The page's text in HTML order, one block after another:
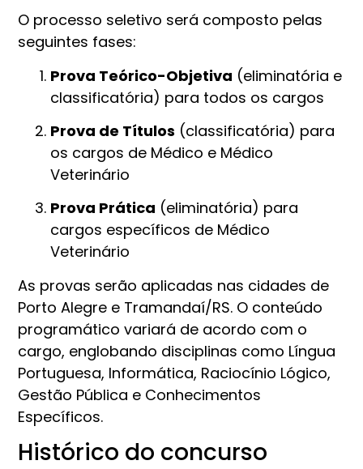
O processo seletivo será composto pelas
seguintes fases:
Prova Teórico-Objetiva (eliminatória e
classificatória) para todos os cargos
Prova de Títulos (classificatória) para
os cargos de Médico e Médico
Veterinário
Prova Prática (eliminatória) para
cargos específicos de Médico
Veterinário
As provas serão aplicadas nas cidades de
Porto Alegre e Tramandaí/RS. O conteúdo
programático variará de acordo com o
cargo, englobando disciplinas como Língua
Portuguesa, Informática, Raciocínio Lógico,
Gestão Pública e Conhecimentos
Específicos.
Histórico do concurso